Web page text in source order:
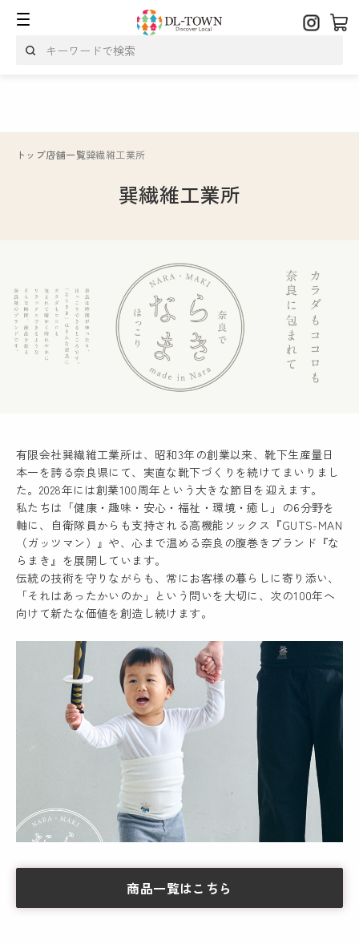
トップ店舗一覧巽繊維工業所
巽繊維工業所
有限会社巽繊維工業所は、昭和3年の創業以来、靴下生産量日
本一を誇る奈良県にて、実直な靴下づくりを続けてまいりまし
た。2028年には創業100周年という大きな節目を迎えます。
私たちは「健康・趣味・安心・福祉・環境・癒し」の6分野を
軸に、自衛隊員からも支持される高機能ソックス『GUTS-MAN
（ガッツマン）』や、心まで温める奈良の腹巻きブランド『な
らまき』を展開しています。
伝統の技術を守りながらも、常にお客様の暮らしに寄り添い、
「それはあったかいのか」という問いを大切に、次の100年へ
向けて新たな価値を創造し続けます。
商品一覧はこちら